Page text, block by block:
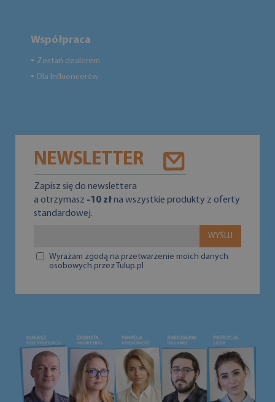
Współpraca
● Zostań dealerem
● Dla Influencerów
NEWSLETTER
Zapisz się do newslettera
a otrzymasz -10 złna wszystkie produkty z oferty
standardowej.
WYŚLIJ
Wyrażam zgodą na przetwarzenie moich danych
osobowych przez Tulup.pl